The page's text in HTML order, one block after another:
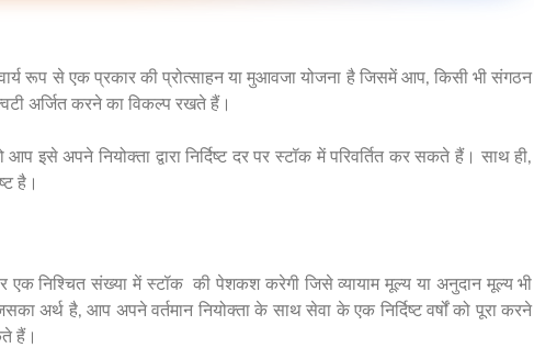
रूप से एक प्रकार की प्रोत्साहन या मुआवजा योजना है जिसमें आप, किसी भी संगठन
अर्जित करने का विकल्प रखते हैं।
अपने नियोक्ता द्वारा निर्दिष्ट दर पर स्टॉक में परिवर्तित कर सकते हैं। साथ ही,
है।
निश्चित संख्या में स्टॉक की पेशकश करेगी जिसे व्यायाम मूल्य या अनुदान मूल्य भी
है, आप अपने वर्तमान नियोक्ता के साथ सेवा के एक निर्दिष्ट वर्षों को पूरा करने
हैं।